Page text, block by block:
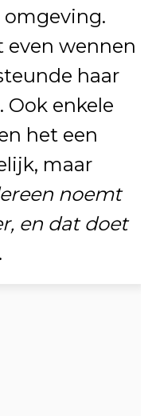
even wennen
haar
enkele
het een
maar
noemt
en dat doet